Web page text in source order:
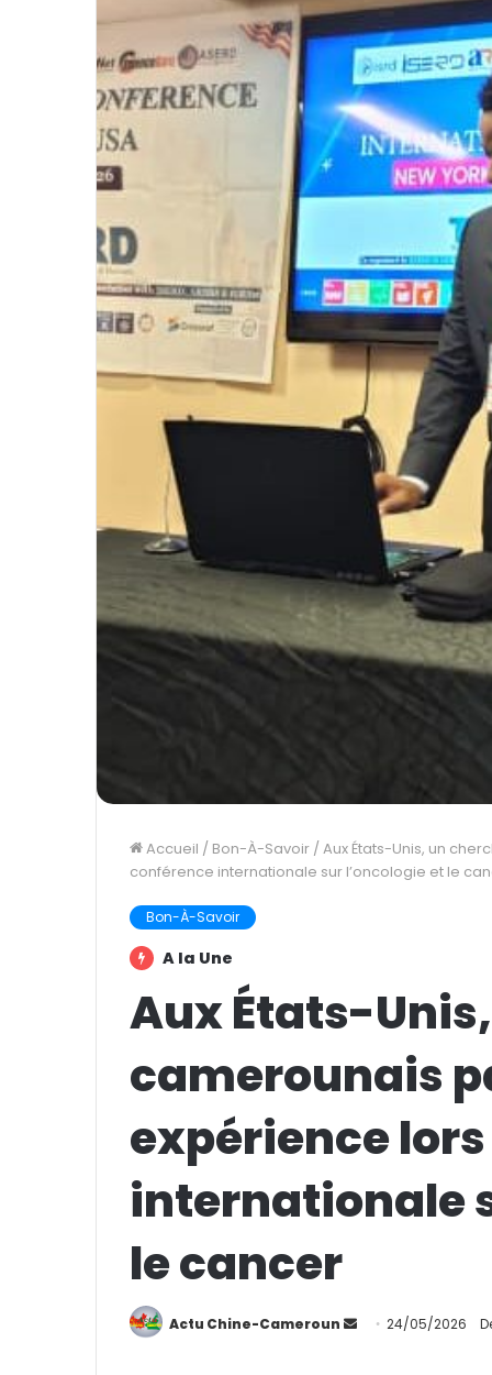
Accueil / Bon-À-Savoir / Aux États-Unis, un
conférence internationale sur l’oncologie et le
Bon-À-Savoir
A la Une
Aux États-
camerounais
expérience
internationale
le cancer
Actu Chine-Cameroun 24/05/2026